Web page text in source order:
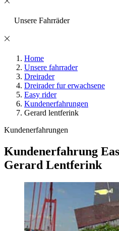
Unsere Fahrräder
Home
Unsere fahrrader
Dreirader
Dreirader fur erwachsene
Easy rider
Kundenerfahrungen
Gerard lentferink
Kundenerfahrungen
Kundenerfahrung
Gerard Lentferink